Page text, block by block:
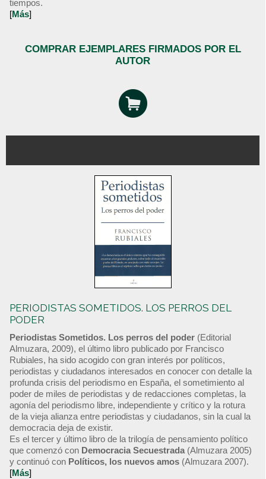
tiempos.
[Más]
COMPRAR EJEMPLARES FIRMADOS POR EL
AUTOR
PERIODISTAS SOMETIDOS. LOS PERROS DEL
PODER
Periodistas Sometidos. Los perros del poder (Editorial
Almuzara, 2009), el último libro publicado por Francisco
Rubiales, ha sido acogido con gran interés por políticos,
periodistas y ciudadanos interesados en conocer con detalle la
profunda crisis del periodismo en España, el sometimiento al
poder de miles de periodistas y de redacciones completas, la
agonía del periodismo libre, independiente y crítico y la rotura
de la vieja alianza entre periodistas y ciudadanos, sin la cual la
democracia deja de existir.
Es el tercer y último libro de la trilogía de pensamiento político
que comenzó con Democracia Secuestrada (Almuzara 2005)
y continuó con Políticos, los nuevos amos (Almuzara 2007).
[Más]